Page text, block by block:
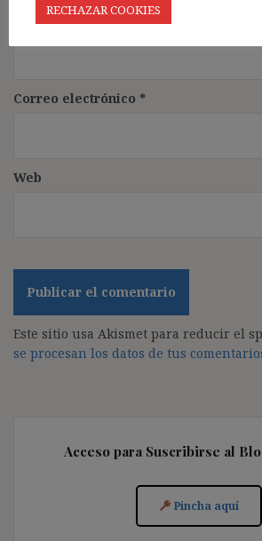
Nombre*
Correo electrónico *
Web
Este sitio usa Akismet para reducir el
se procesan los datos de tus
Acceso para Suscribirse al
Pincha aquí
RECHAZAR COOKIES